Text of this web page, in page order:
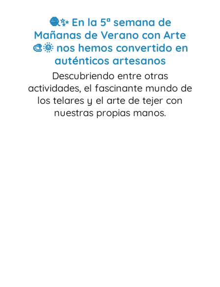
🧶✨ En la 5ª semana de
Mañanas de Verano con Arte
🎨🌞 nos hemos convertido en
auténticos artesanos
Descubriendo entre otras
actividades, el fascinante mundo de
los telares y el arte de tejer con
nuestras propias manos.